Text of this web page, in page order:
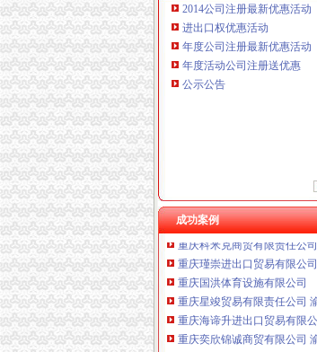
2014公司注册最新优惠活动
进出口权优惠活动
年度公司注册最新优惠活动
年度活动公司注册送优惠
公示公告
成功案例
重庆国洪体育设施有限公司
重庆星竣贸易有限责任公司
重庆麦克斯韦电气技术有限
重庆市罗云科技有限公司 渝
重庆科米克商贸有限责任公
重庆瑾崇进出口贸易有限公
重庆国洪体育设施有限公司
重庆星竣贸易有限责任公司
重庆海谛升进出口贸易有限
重庆奕欣锦诚商贸有限公司
重庆信同广告有限公司 渝沙